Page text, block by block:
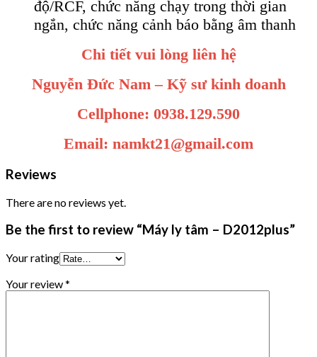
độ/RCF, chức năng chạy trong thời gian
ngắn, chức năng cảnh báo bằng âm thanh
Chi tiết vui lòng liên hệ
Nguyễn Đức Nam – Kỹ sư kinh doanh
Cellphone: 0938.129.590
Email: namkt21@gmail.com
Reviews
There are no reviews yet.
Be the first to review “Máy ly tâm – D2012plus”
Your rating
Your review*